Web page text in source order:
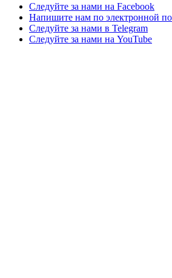
Следуйте за нами на Facebook
Напишите нам по электронной
Следуйте за нами в Telegram
Следуйте за нами на YouTube